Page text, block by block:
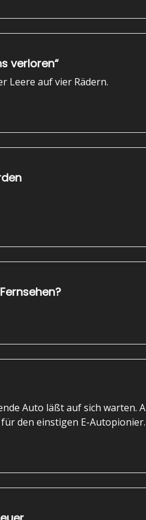
verloren“
Leere auf vier Rädern.
Auto läßt auf sich warten.
den einstigen E-Autopionier.